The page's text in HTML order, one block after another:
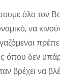
όλο τον
να
όπου δεν
βρέχει να